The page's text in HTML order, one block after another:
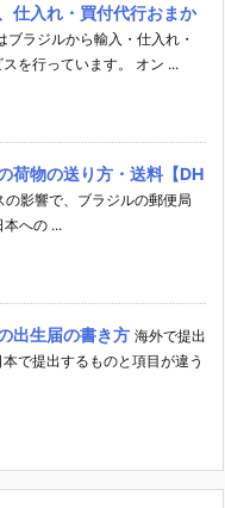
仕入れ・買付代行おまか
ブラジルから輸入・仕入れ・
を行っています。 オン ...
荷物の送り方・送料【DH
影響で、ブラジルの郵便局
本への ...
出生届の書き方 海外で提出
で提出するものと項目が違う